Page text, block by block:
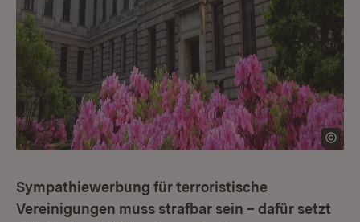
Sympathiewerbung für terroristische
Vereinigungen muss strafbar sein – dafür setzt